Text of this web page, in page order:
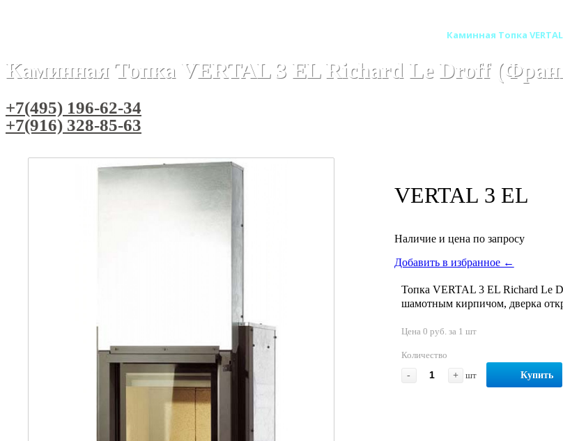
Каминная Топка
Каминная Топка VERTAL 3 EL Richard Le Droff
+7(495) 196-62-34
+7(916) 328-85-63
VERTAL 3 EL
Наличие и цена по запросу
Добавить в избранное ←
Топка VERTAL 3 EL Richard Le
шамотным кирпичом, дверка
Цена 0 руб. за 1 шт
Количество
-
+ шт Купить